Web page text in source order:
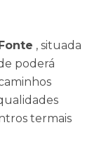
, situada
poderá
termais